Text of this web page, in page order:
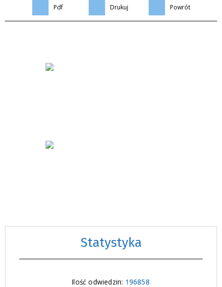
Statystyka
Ilość odwiedzin: 196858
Pdf Drukuj Powrót